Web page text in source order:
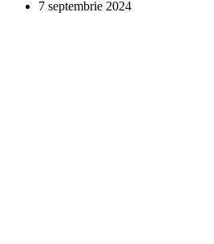
7 septembrie 2024